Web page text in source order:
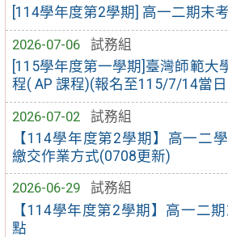
[114學年度第2學期] 高一二期末
2026-07-06
試務組
[115學年度第一學期]臺灣師範大
程( AP 課程)(報名至115/7/14當
2026-07-02
試務組
【114學年度第2學期】高一二
繳交作業方式(0708更新)
2026-06-29
試務組
【114學年度第2學期】高一二
點